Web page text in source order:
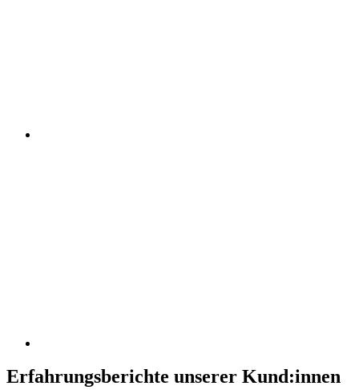
Erfahrungsberichte unserer Kund:innen